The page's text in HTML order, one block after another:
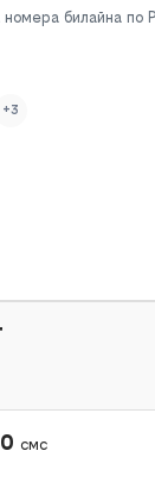
билайна по
+3
смс